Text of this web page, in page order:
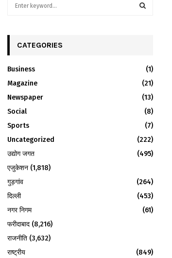
o
r
:
R
C
CATEGORIES
Business
(1)
Magazine
(21)
Newspaper
(13)
Social
(8)
Sports
(7)
Uncategorized
(222)
उद्योग जगत
(495)
एजुकेशन (1,818)
गुड़गांव
(264)
दिल्ली
(453)
नगर निगम
(61)
फरीदाबाद (8,216)
राजनीति (3,632)
राष्ट्रीय
(849)